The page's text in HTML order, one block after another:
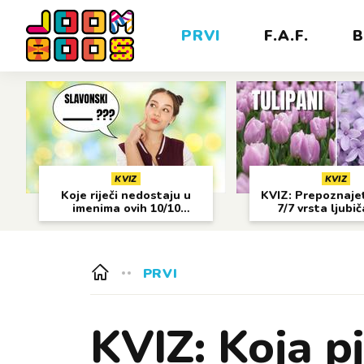
PRVI F.A.F.
KVIZ
Koje riječi nedostaju u
imenima ovih 10/10
gradova?
KVIZ
KVIZ:
7/7 vrsta
cvijeća?
PRVI
KVIZ: Koja